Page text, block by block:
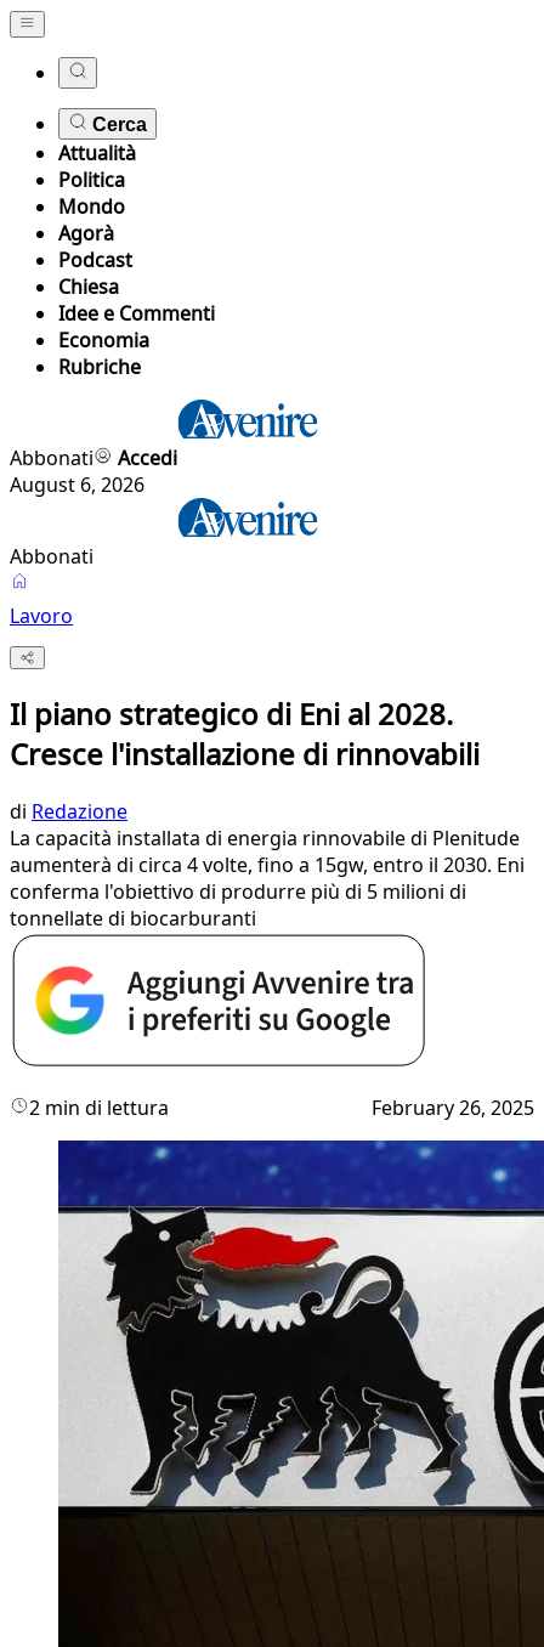
Cerca
Attualità
Politica
Mondo
Agorà
Podcast
Chiesa
Idee e Commenti
Economia
Rubriche
Abbonati
Accedi
August 6, 2026
Abbonati
Lavoro
Il piano strategico di Eni al 2028.
Cresce l'installazione di rinnovabili
di Redazione
La capacità installata di energia rinnovabile di Plenitude
aumenterà di circa 4 volte, fino a 15gw, entro il 2030. Eni
conferma l'obiettivo di produrre più di 5 milioni di
tonnellate di biocarburanti
2 min di lettura February 26, 2025